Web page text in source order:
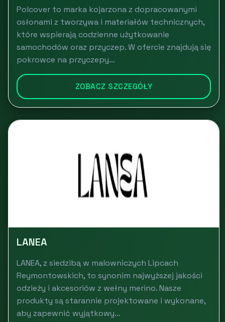
Polcover to marka kojarzona z dopracowanymi
osłonami z tworzywa i materiałów technicznych,
które wspierają codzienne użytkowanie
samochodów oraz przyczep. W ofercie znajdują się
pokrowce na przyczepy...
ZOBACZ SZCZEGÓŁY
LANEA
LANEA, z siedzibą w malowniczych Lipcach
Reymontowskich, to synonim najwyższej jakości
odzieży i akcesoriów z wełny merino. Nasze
produkty są starannie projektowane i wykonane,
aby zapewnić wyjątkowy...